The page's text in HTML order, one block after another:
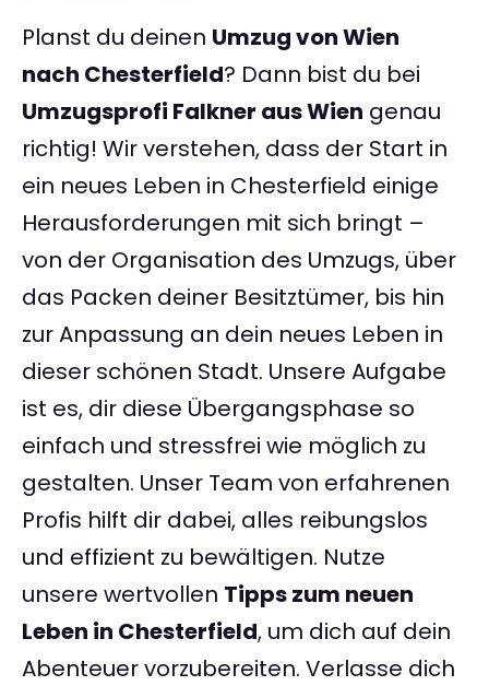
Planst du deinen Umzug von Wien
nach Chesterfield? Dann bist du bei
Umzugsprofi Falkner aus Wien genau
richtig! Wir verstehen, dass der Start in
ein neues Leben in Chesterfield einige
Herausforderungen mit sich bringt –
von der Organisation des Umzugs, über
das Packen deiner Besitztümer, bis hin
zur Anpassung an dein neues Leben in
dieser schönen Stadt. Unsere Aufgabe
ist es, dir diese Übergangsphase so
einfach und stressfrei wie möglich zu
gestalten. Unser Team von erfahrenen
Profis hilft dir dabei, alles reibungslos
und effizient zu bewältigen. Nutze
unsere wertvollen Tipps zum neuen
Leben in Chesterfield, um dich auf dein
Abenteuer vorzubereiten. Verlasse dich